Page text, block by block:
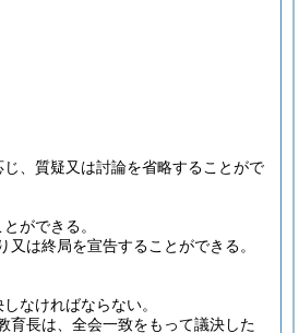
、質疑又は討論を省略することがで
ができる。
は終局を宣告することができる。
なければならない。
育長は、全会一致をもって議決した